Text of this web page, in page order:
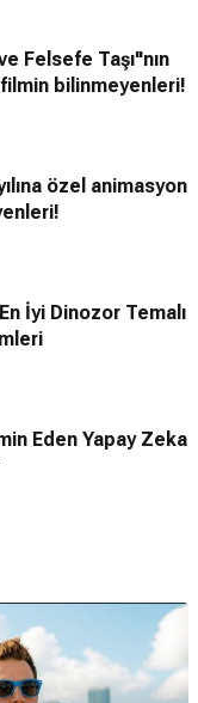
Felsefe Taşı"nın
filmin bilinmeyenleri!
özel animasyon
İyi Dinozor Temalı
Eden Yapay Zeka